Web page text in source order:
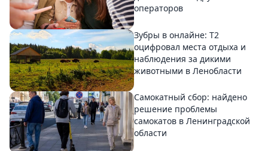
операторов
Зубры в онлайне: Т2
оцифровал места отдыха и
наблюдения за дикими
животными в Ленобласти
Самокатный сбор: найдено
решение проблемы
самокатов в Ленинградской
области